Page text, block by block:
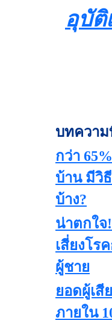
อุบัติ
บทควา
กว่า
บ้าน มีวิ
บ้าง?
น่าตกใจ
เสี่ยงโร
ผู้ชาย
ยอดผู้เสี
ภายใน